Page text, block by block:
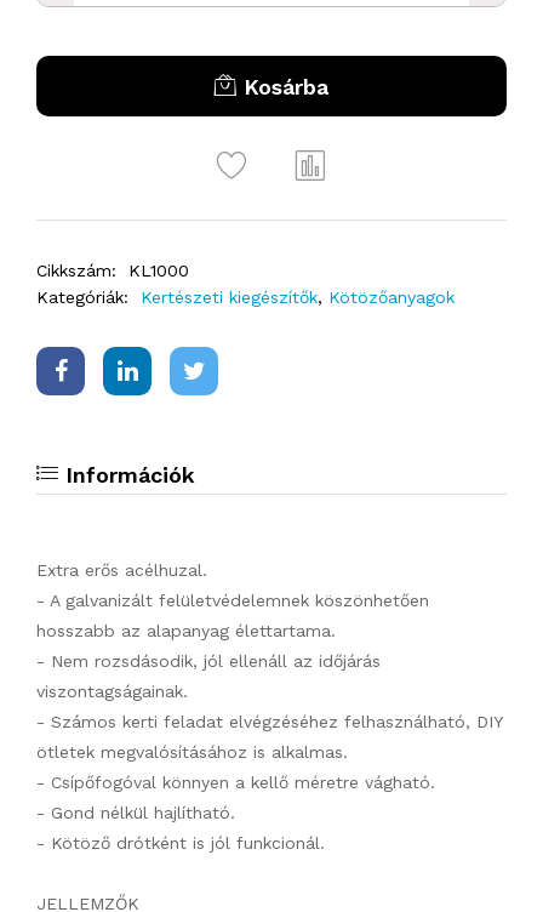
Kosárba
Cikkszám:
KL1000
Kategóriák:
Kertészeti kiegészítők, Kötözőanyagok
Információk
Extra erős acélhuzal.
- A galvanizált felületvédelemnek köszönhetően
hosszabb az alapanyag élettartama.
- Nem rozsdásodik, jól ellenáll az időjárás
viszontagságainak.
- Számos kerti feladat elvégzéséhez felhasználható, DIY
ötletek megvalósításához is alkalmas.
- Csípőfogóval könnyen a kellő méretre vágható.
- Gond nélkül hajlítható.
- Kötöző drótként is jól funkcionál.
JELLEMZŐK